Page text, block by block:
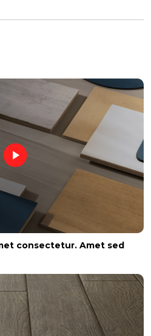
consectetur. Amet sed